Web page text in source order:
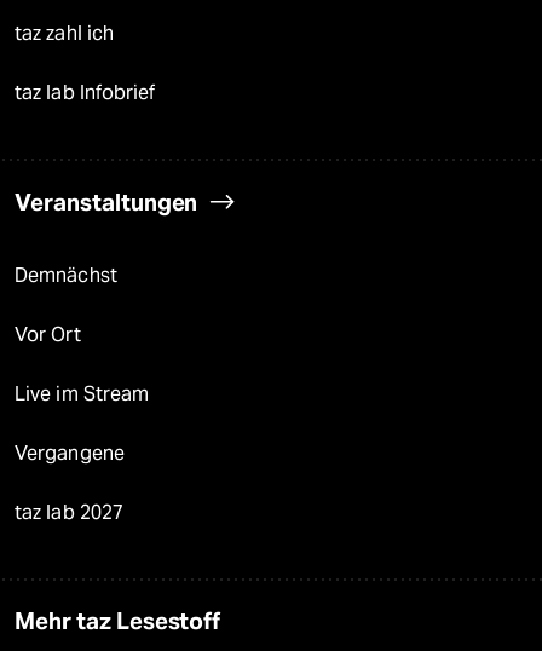
taz zahl ich
taz lab Infobrief
Veranstaltungen
Demnächst
Vor Ort
Live im Stream
Vergangene
taz lab 2027
Mehr taz Lesestoff